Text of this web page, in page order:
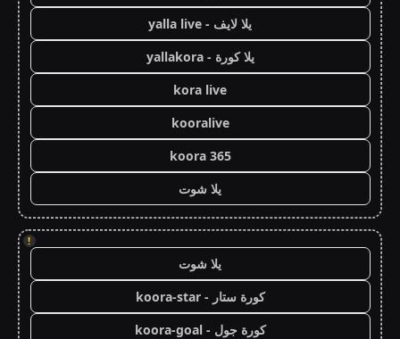
يلا لايف - yalla live
يلا كورة - yallakora
kora live
kooralive
koora 365
يلا شوت
!
يلا شوت
كورة ستار - koora-star
كورة جول - koora-goal